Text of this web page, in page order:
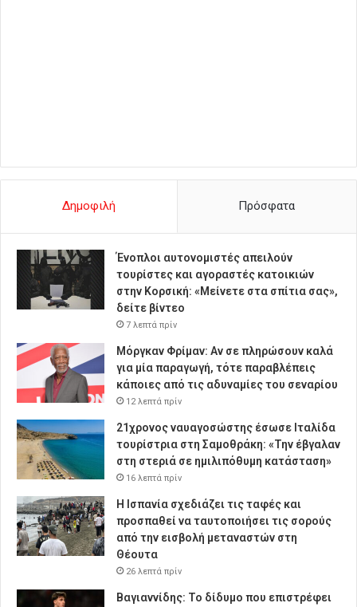
Δημοφιλή Πρόσφατα
Ένοπλοι αυτονομιστές απειλούν
τουρίστες και αγοραστές κατοικιών
στην Κορσική: «Μείνετε στα σπίτια σας»,
δείτε βίντεο
7 λεπτά πρίν
Μόργκαν Φρίμαν: Αν σε πληρώσουν καλά
για μία παραγωγή, τότε παραβλέπεις
κάποιες από τις αδυναμίες του σεναρίου
12 λεπτά πρίν
21χρονος ναυαγοσώστης έσωσε Ιταλίδα
τουρίστρια στη Σαμοθράκη: «Την έβγαλαν
στη στεριά σε ημιλιπόθυμη κατάσταση»
16 λεπτά πρίν
Η Ισπανία σχεδιάζει τις ταφές και
προσπαθεί να ταυτοποιήσει τις σορούς
από την εισβολή μεταναστών στη
Θέουτα
26 λεπτά πρίν
Βαγιαννίδης: Το δίδυμο που επιστρέφει